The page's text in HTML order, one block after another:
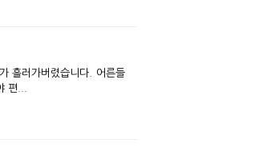
흘러가버렸습니다. 어른들
편...